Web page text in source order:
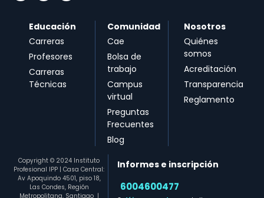
Educación
Carreras
Profesores
Carreras
Técnicas
Comunidad
Cae
Bolsa de
trabajo
Campus
virtual
Preguntas
Frecuentes
Blog
Nosotros
Quiénes
somos
Acreditación
Transparencia
Reglamento
Copyright © 2024 Instituto
Profesional IPP | Casa Central:
Av Apoquindo 4501, piso 18,
Las Condes, Región
Metropolitana, Santiago |
Informes e inscripción
6004600477​